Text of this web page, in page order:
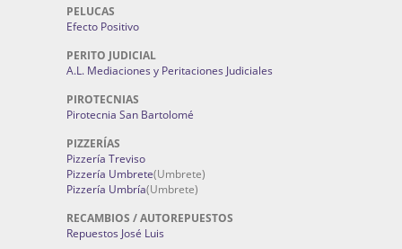
PELUCAS
Efecto Positivo
PERITO JUDICIAL
A.L. Mediaciones y Peritaciones Judiciales
PIROTECNIAS
Pirotecnia San Bartolomé
PIZZERÍAS
Pizzería Treviso
Pizzería Umbrete(Umbrete)
Pizzería Umbría(Umbrete)
RECAMBIOS / AUTOREPUESTOS
Repuestos José Luis